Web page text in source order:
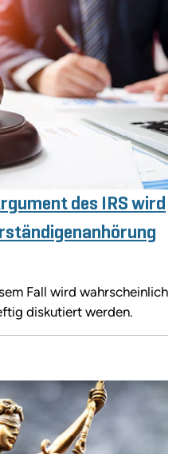
des IRS wird
Fall wird wahrscheinlich
diskutiert werden.